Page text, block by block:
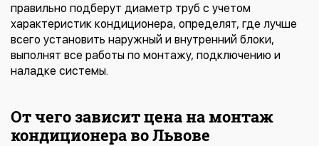
правильно подберут диаметр труб с учетом
характеристик кондиционера, определят, где лучше
всего установить наружный и внутренний блоки,
выполнят все работы по монтажу, подключению и
наладке системы.
От чего зависит цена на монтаж
кондиционера во Львове